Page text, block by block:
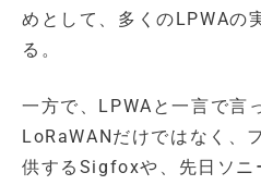
めとして、多くのLPWAの
る。
一方で、LPWAと一言で言
LoRaWANだけではなく、
供するSigfoxや、先日ソニ